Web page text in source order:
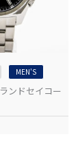
MEN'S
ンドセイコー